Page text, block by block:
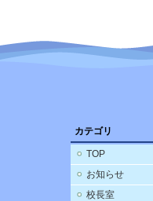
カテゴリ
TOP
お知らせ
校長室